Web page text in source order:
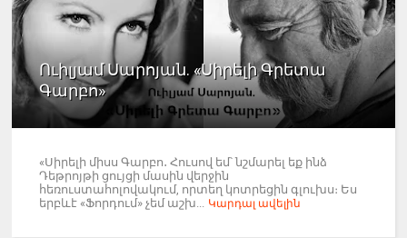
Ուիլյամ Սարոյան. «Սիրելի Գրետա
Գարբո»
«Սիրելի միսս Գարբո․ Հուսով եմ՝ նշմարել եք ինձ
Դեթրոյթի ցույցի մասին վերջին
հեռուստահոլովակում, որտեղ կոտրեցին գլուխս։ Ես
երբևէ «Ֆորդում» չեմ աշխ...
Կարդալ ավելին